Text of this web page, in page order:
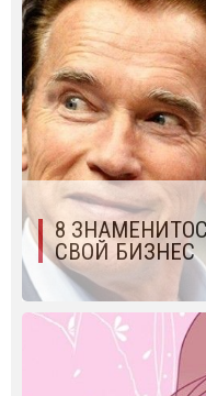
8
СВОЙ БИЗНЕС